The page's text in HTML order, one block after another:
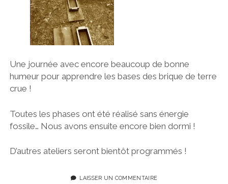
Une journée avec encore beaucoup de bonne
humeur pour apprendre les bases des brique de terre
crue !
Toutes les phases ont été réalisé sans énergie
fossile… Nous avons ensuite encore bien dormi !
D’autres ateliers seront bientôt programmés !
LAISSER UN COMMENTAIRE